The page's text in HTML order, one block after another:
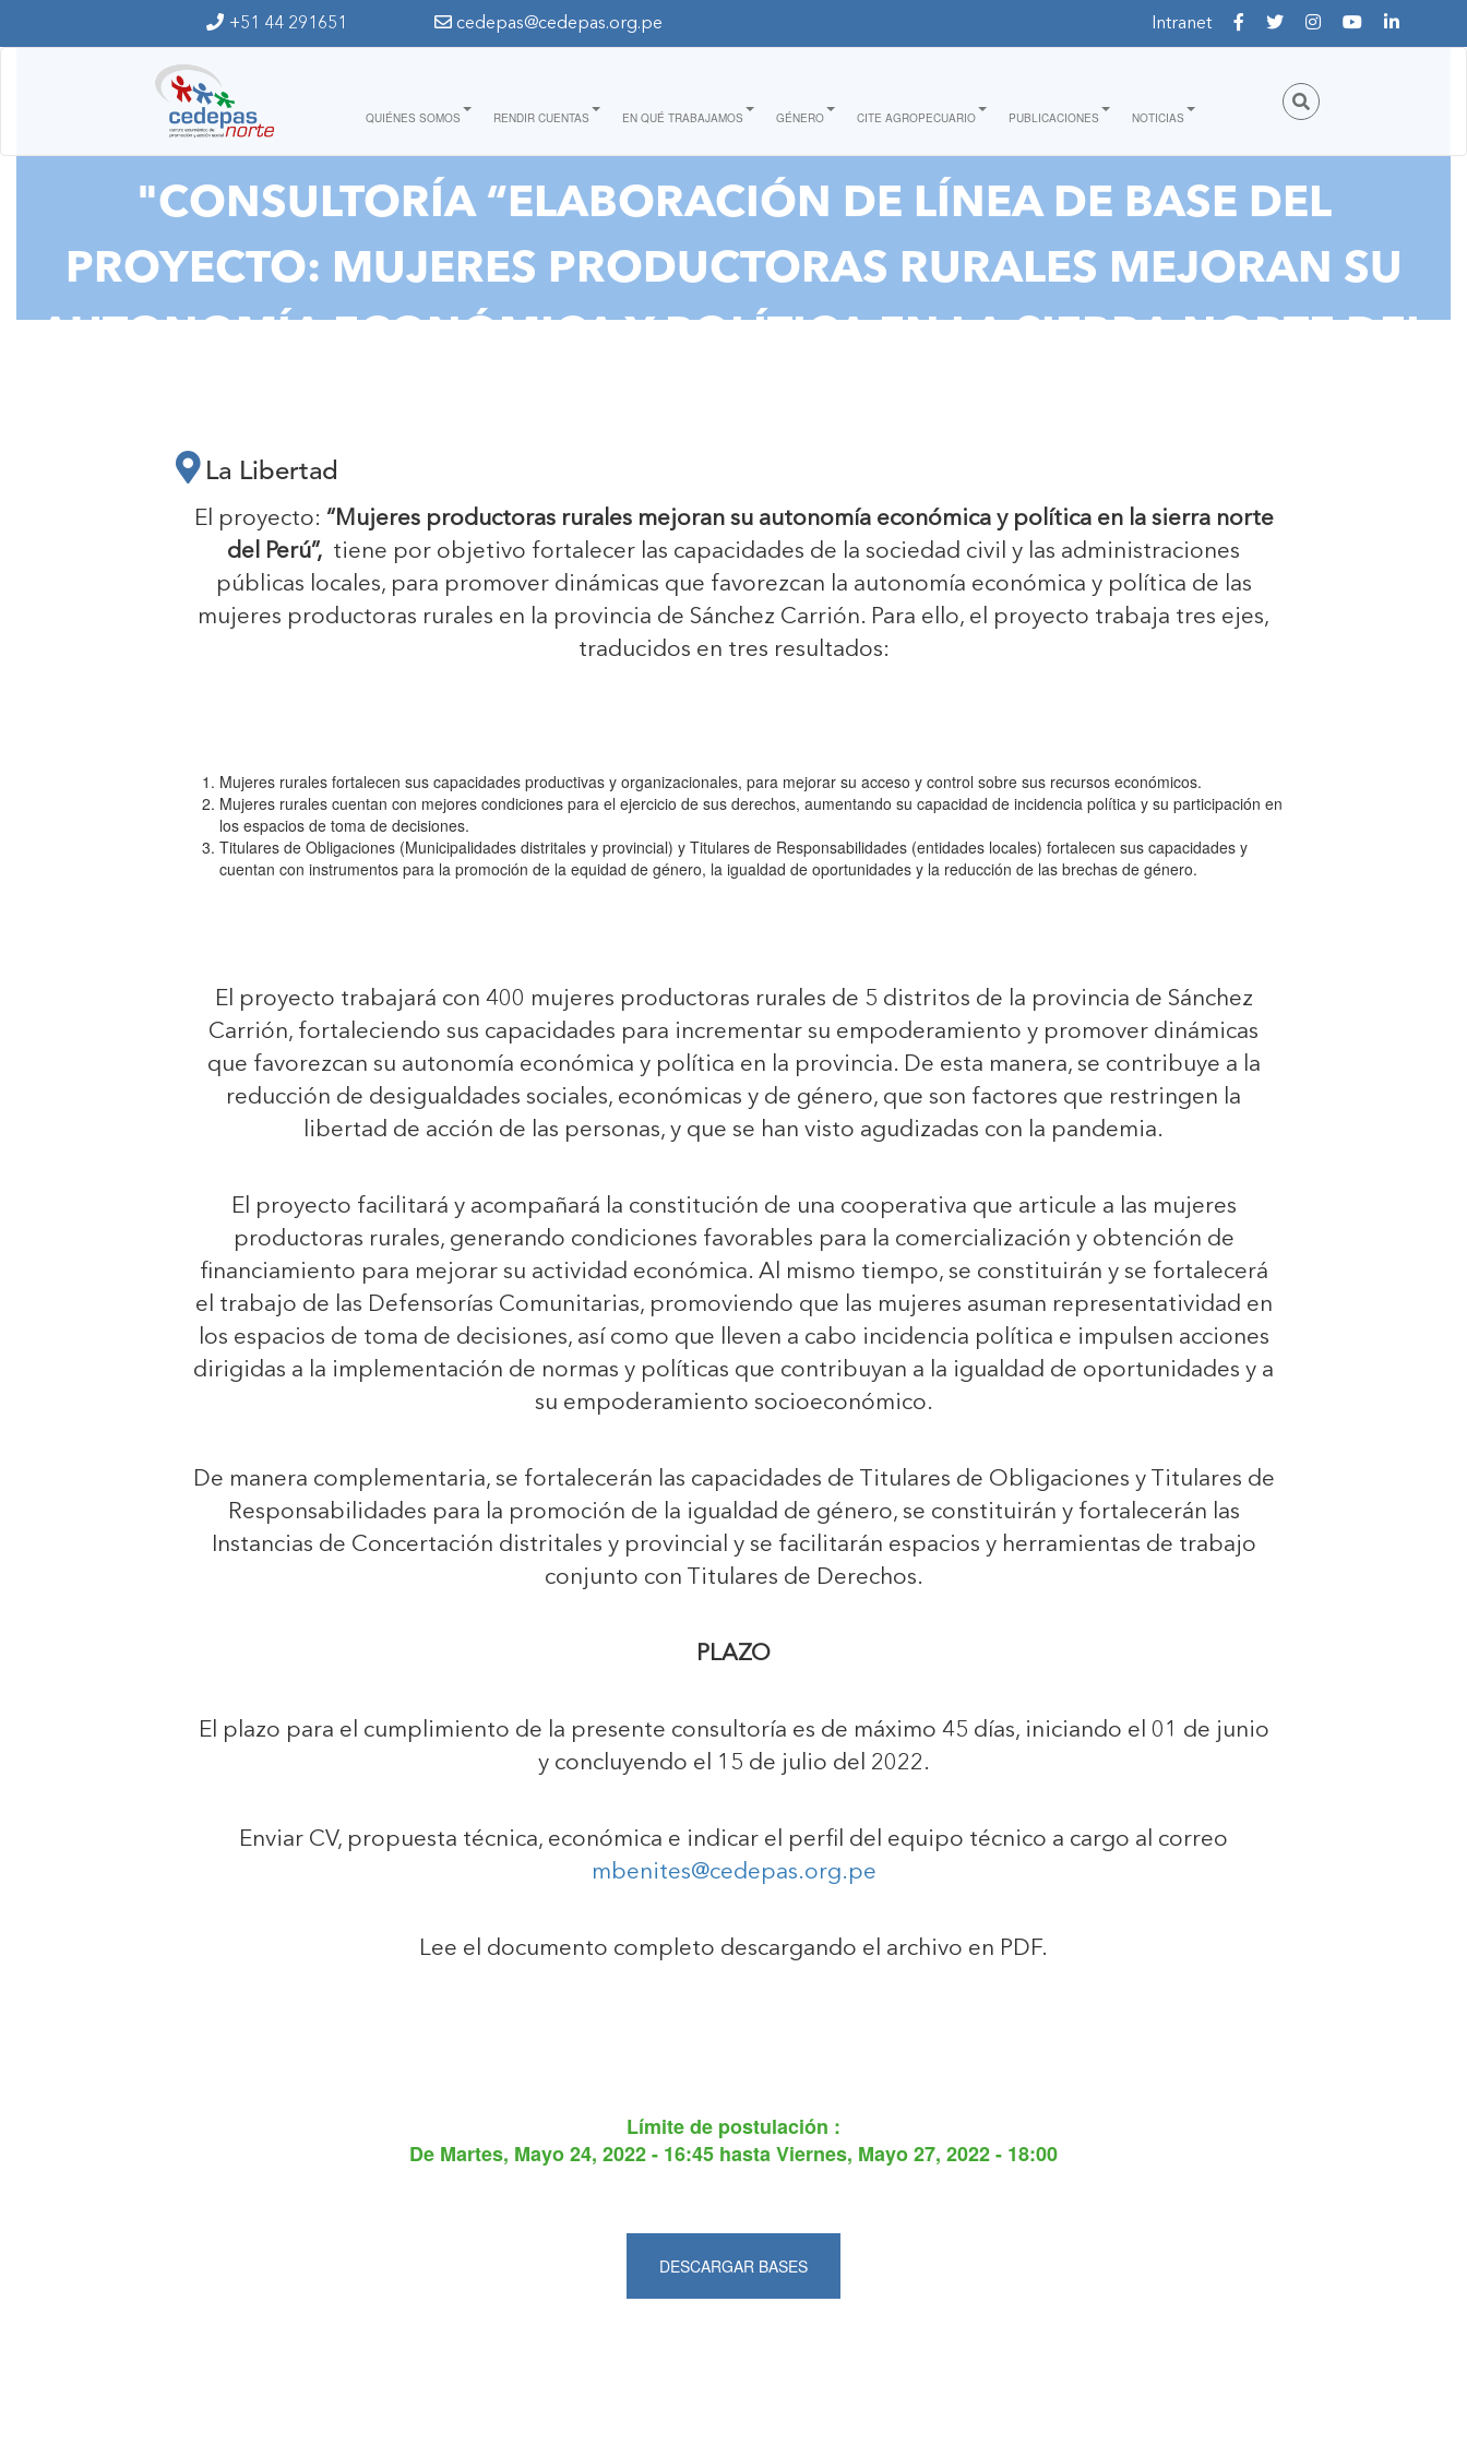
+51 44 291651 cedepas@cedepas.org.pe Intranet
QUIÉNES SOMOS RENDIR CUENTAS EN QUÉ TRABAJAMOS GÉNERO CITE AGROPECUARIO PUBLICACIONES NOTICIAS
"CONSULTORÍA “ELABORACIÓN DE LÍNEA DE BASE DEL
PROYECTO: MUJERES PRODUCTORAS RURALES MEJORAN SU
La Libertad
El proyecto: “Mujeres productoras rurales mejoran su autonomía económica y política en la sierra norte
del Perú”, tiene por objetivo fortalecer las capacidades de la sociedad civil y las administraciones
públicas locales, para promover dinámicas que favorezcan la autonomía económica y política de las
mujeres productoras rurales en la provincia de Sánchez Carrión. Para ello, el proyecto trabaja tres ejes,
traducidos en tres resultados:
Mujeres rurales fortalecen sus capacidades productivas y organizacionales, para mejorar su acceso y control sobre sus recursos económicos.
Mujeres rurales cuentan con mejores condiciones para el ejercicio de sus derechos, aumentando su capacidad de incidencia política y su participación en
los espacios de toma de decisiones.
Titulares de Obligaciones (Municipalidades distritales y provincial) y Titulares de Responsabilidades (entidades locales) fortalecen sus capacidades y
cuentan con instrumentos para la promoción de la equidad de género, la igualdad de oportunidades y la reducción de las brechas de género.
El proyecto trabajará con 400 mujeres productoras rurales de 5 distritos de la provincia de Sánchez
Carrión, fortaleciendo sus capacidades para incrementar su empoderamiento y promover dinámicas
que favorezcan su autonomía económica y política en la provincia. De esta manera, se contribuye a la
reducción de desigualdades sociales, económicas y de género, que son factores que restringen la
libertad de acción de las personas, y que se han visto agudizadas con la pandemia.
El proyecto facilitará y acompañará la constitución de una cooperativa que articule a las mujeres
productoras rurales, generando condiciones favorables para la comercialización y obtención de
financiamiento para mejorar su actividad económica. Al mismo tiempo, se constituirán y se fortalecerá
el trabajo de las Defensorías Comunitarias, promoviendo que las mujeres asuman representatividad en
los espacios de toma de decisiones, así como que lleven a cabo incidencia política e impulsen acciones
dirigidas a la implementación de normas y políticas que contribuyan a la igualdad de oportunidades y a
su empoderamiento socioeconómico.
De manera complementaria, se fortalecerán las capacidades de Titulares de Obligaciones y Titulares de
Responsabilidades para la promoción de la igualdad de género, se constituirán y fortalecerán las
Instancias de Concertación distritales y provincial y se facilitarán espacios y herramientas de trabajo
conjunto con Titulares de Derechos.
PLAZO
El plazo para el cumplimiento de la presente consultoría es de máximo 45 días, iniciando el 01 de junio
y concluyendo el 15 de julio del 2022.
Enviar CV, propuesta técnica, económica e indicar el perfil del equipo técnico a cargo al correo
mbenites@cedepas.org.pe
Lee el documento completo descargando el archivo en PDF.
Límite de postulación :
De Martes, Mayo 24, 2022 - 16:45 hastaViernes, Mayo 27, 2022 - 18:00
DESCARGAR BASES